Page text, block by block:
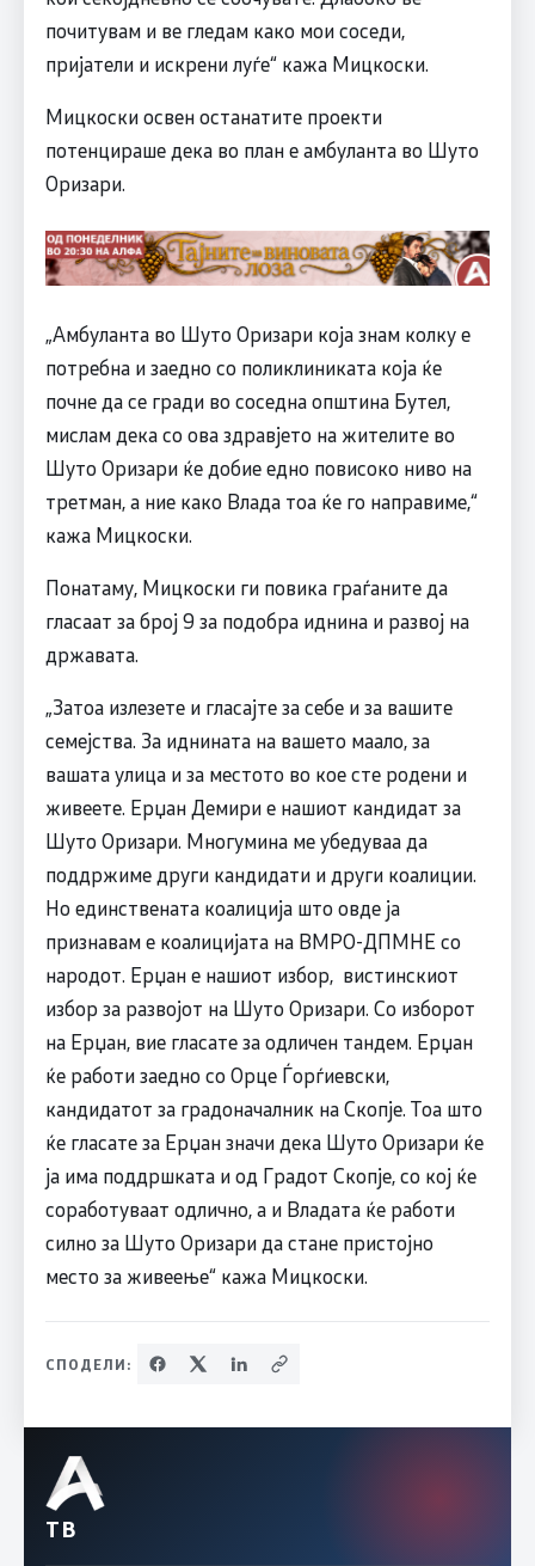
почитувам и ве гледам како мои соседи,
пријатели и искрени луѓе“ кажа Мицкоски.
Мицкоски освен останатите проекти
потенцираше дека во план е амбуланта во Шуто
Оризари.
„Амбуланта во Шуто Оризари која знам колку е
потребна и заедно со поликлиниката која ќе
почне да се гради во соседна општина Бутел,
мислам дека со ова здравјето на жителите во
Шуто Оризари ќе добие едно повисоко ниво на
третман, а ние како Влада тоа ќе го направиме,“
кажа Мицкоски.
Понатаму, Мицкоски ги повика граѓаните да
гласаат за број 9 за подобра иднина и развој на
државата.
„Затоа излезете и гласајте за себе и за вашите
семејства. За иднината на вашето маало, за
вашата улица и за местото во кое сте родени и
живеете. Ерџан Демири е нашиот кандидат за
Шуто Оризари. Многумина ме убедуваа да
поддржиме други кандидати и други коалиции.
Но единствената коалиција што овде ја
признавам е коалицијата на ВМРО-ДПМНЕ со
народот. Ерџан е нашиот избор, вистинскиот
избор за развојот на Шуто Оризари. Со изборот
на Ерџан, вие гласате за одличен тандем. Ерџан
ќе работи заедно со Орце Ѓорѓиевски,
кандидатот за градоначалник на Скопје. Тоа што
ќе гласате за Ерџан значи дека Шуто Оризари ќе
ја има поддршката и од Градот Скопје, со кој ќе
соработуваат одлично, а и Владата ќе работи
силно за Шуто Оризари да стане пристојно
место за живеење“ кажа Мицкоски.
СПОДЕЛИ:
ТВ